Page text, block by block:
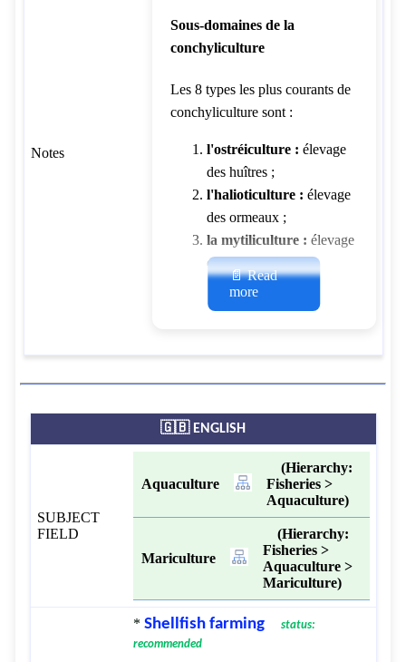
Notes
Sous-domaines de la
conchyliculture
Les 8 types les plus courants de
conchyliculture sont :
l'ostréiculture : élevage
des huîtres ;
l'halioticulture : élevage
des ormeaux ;
la mytiliculture : élevage
des moules;
la pectiniculture
élevage de coquilles
pétoncles ;
<
📄 Read
more
🇬🇧 ENGLISH
SUBJECT
FIELD
Aquaculture
(Hierarchy:
Fisheries >
Aquaculture)
Mariculture
(Hierarchy:
Fisheries >
Aquaculture >
Mariculture)
* Shellfish farming
status:
recommended